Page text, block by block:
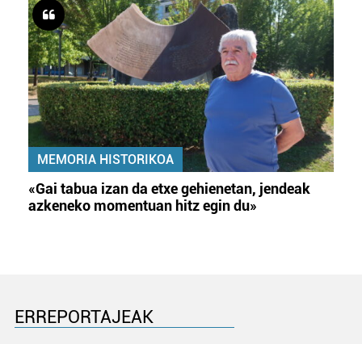
MEMORIA HISTORIKOA
«Gai tabua izan da etxe gehienetan, jendeak
azkeneko momentuan hitz egin du»
ERREPORTAJEAK